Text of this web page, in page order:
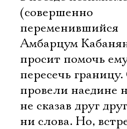
(совершенно
переменившийся
Амбарцум
просит помочь
пересечь
провели наедине
не сказав друг
ни слова. Но,